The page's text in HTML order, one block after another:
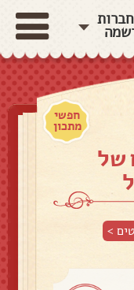
חפשי
מתכון
של
>